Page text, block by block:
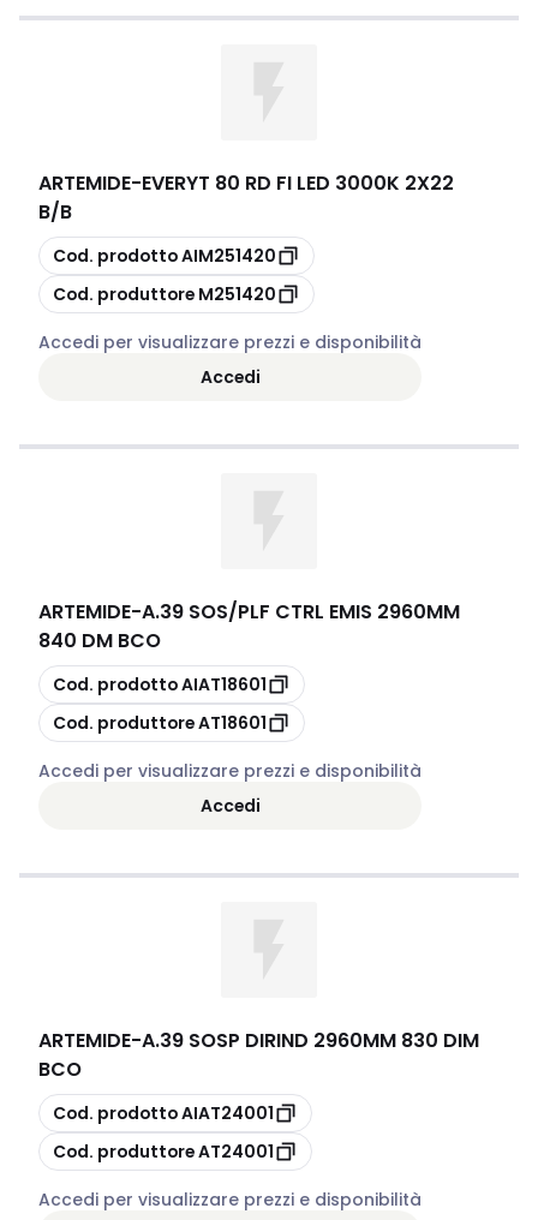
ARTEMIDE-EVERYT 80 RD FI LED 3000K 2X22
B/B
copia
Cod. prodottoAIM251420
copia
Cod. produttore M251420
Accedi per visualizzare prezzi e disponibilità
Accedi
ARTEMIDE-A.39 SOS/PLF CTRL EMIS 2960MM
840 DM BCO
copia
Cod. prodottoAIAT18601
copia
Cod. produttoreAT18601
Accedi per visualizzare prezzi e disponibilità
Accedi
ARTEMIDE-A.39 SOSP DIRIND 2960MM 830 DIM
BCO
copia
Cod. prodottoAIAT24001
copia
Cod. produttoreAT24001
Accedi per visualizzare prezzi e disponibilità